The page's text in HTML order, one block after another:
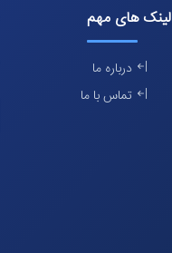
لینک های مهم
درباره ما
تماس با ما